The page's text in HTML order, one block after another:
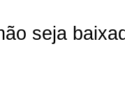
seja